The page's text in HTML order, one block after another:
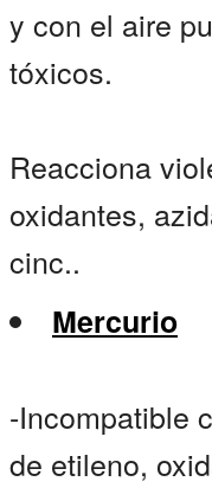
y con el aire
tóxicos.
Reacciona
oxidantes,
cinc..
Mercurio
-Incompatible
de etileno,